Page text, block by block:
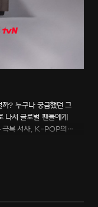
? 누구나 궁금했던 그
나서 글로벌 팬들에게
극복 서사, K-POP의
오는지 K-아티스트들이